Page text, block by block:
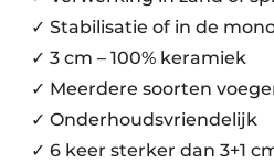
✓ Stabilisatie of in de
✓ 3 cm – 100% keramiek
✓ Meerdere soorten
✓ Onderhoudsvriendelijk
✓ 6 keer sterker dan 3+1